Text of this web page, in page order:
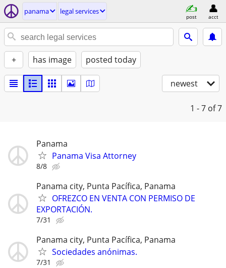
panama legal services
post acct
+ has image posted today
newest
1 - 7 of 7
Panama
Panama Visa Attorney
8/8
Panama city, Punta Pacífica, Panama
OFREZCO EN VENTA CON PERMISO DE
EXPORTACIÓN.
7/31
Panama city, Punta Pacífica, Panama
Sociedades anónimas.
7/31